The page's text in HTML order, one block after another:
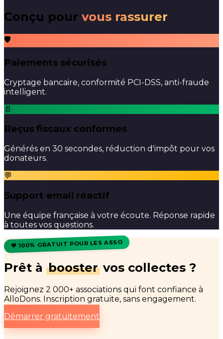
Conçu pour vous rassurer
🛡
Paiements sécurisés
Cryptage bancaire, conformité PCI-DSS, anti-fraude
intelligent.
📄
Reçus fiscaux conformes
Générés en 30 secondes, réduction d'impôt pour vos
donateurs.
💬
Support email réactif
Une équipe française à votre écoute. Réponse rapide
à toutes vos questions.
💚 100% GRATUIT POUR LES ASSO
Prêt à booster vos collectes ?
Rejoignez 2 000+ associations qui font confiance à
AlloDons. Inscription gratuite, sans engagement.
Démarrer gratuitement